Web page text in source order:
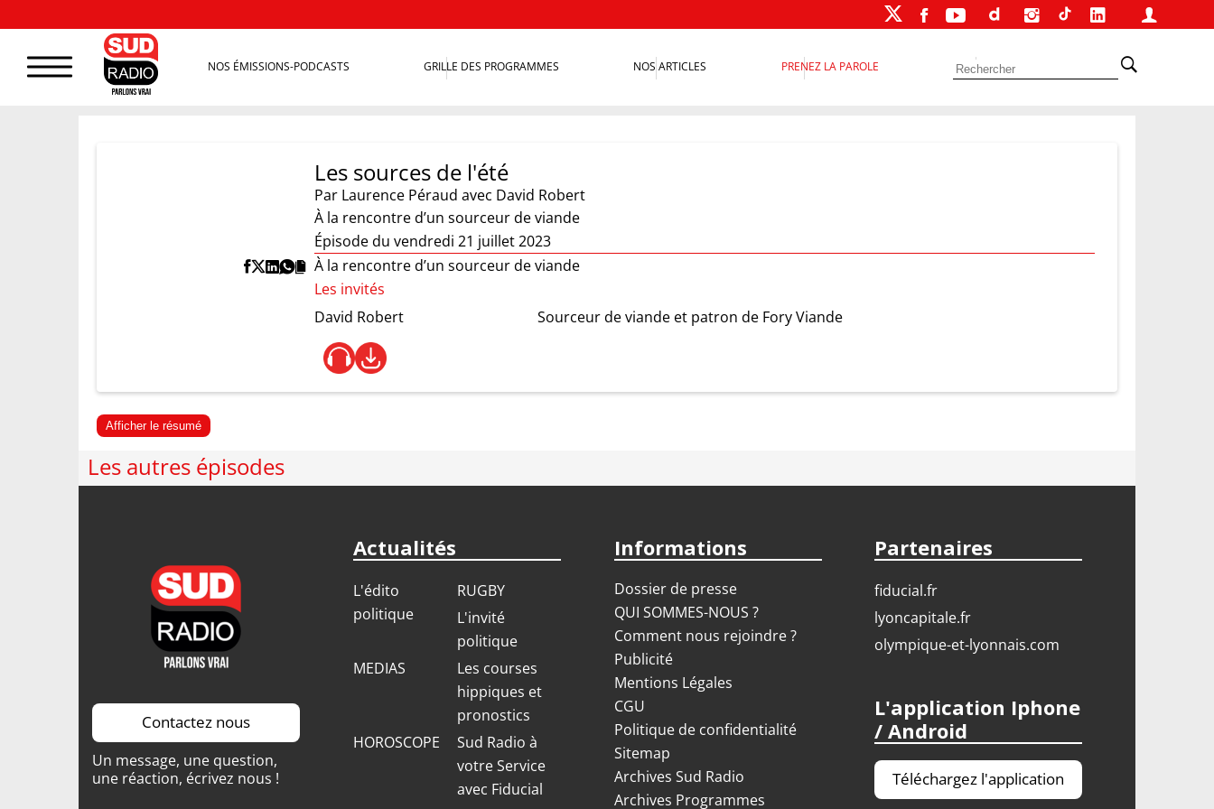
NOS ÉMISSIONS-PODCASTS GRILLE DES PROGRAMMES NOS ARTICLES PRENEZ LA PAROLE
Les sources de l'été
Par Laurence Péraud avec David Robert
À la rencontre d’un sourceur de viande
Épisode du vendredi 21 juillet 2023
À la rencontre d’un sourceur de viande
Les invités
David Robert
Sourceur de viande et patron de Fory Viande
Afficher le résumé
Les autres épisodes
Contactez nous
Un message, une question,
une réaction, écrivez nous !
Actualités
L'édito
politique
RUGBY
L'invité
politique
MEDIAS
Les courses
hippiques et
pronostics
HOROSCOPE
Sud Radio à
votre Service
avec Fiducial
Informations
Dossier de presse
QUI SOMMES-NOUS ?
Comment nous rejoindre ?
Publicité
Mentions Légales
CGU
Politique de confidentialité
Sitemap
Archives Sud Radio
Archives Programmes
Partenaires
fiducial.fr
lyoncapitale.fr
olympique-et-lyonnais.com
L'application Iphone
/ Android
Téléchargez l'application